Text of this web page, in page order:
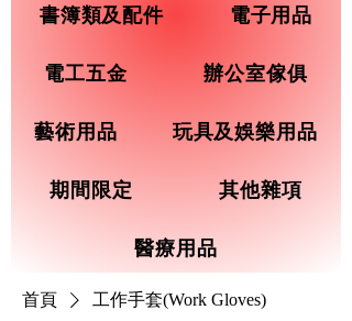
書簿類及配件 電子用品
電工五金 辦公室傢俱
藝術用品 玩具及娛樂用品
期間限定 其他雜項
醫療用品
首頁 工作手套(Work Gloves)